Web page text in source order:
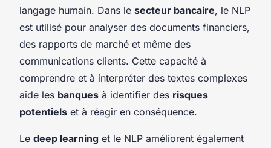
langage humain. Dans le secteur bancaire, le NLP
est utilisé pour analyser des documents financiers,
des rapports de marché et même des
communications clients. Cette capacité à
comprendre et à interpréter des textes complexes
aide les banques à identifier des risques
potentiels et à réagir en conséquence.
Le deep learning et le NLP améliorent également